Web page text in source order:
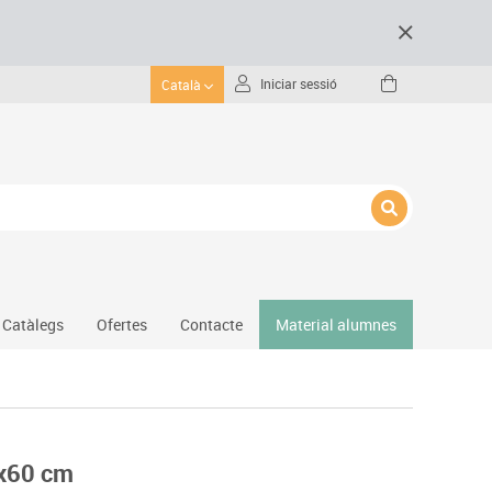
Català Iniciar sessió
Protecció esportiva
Catàlegs Ofertes Contacte Material alumnes
cm